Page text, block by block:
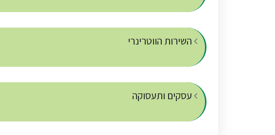
השירות הווטרינרי
עסקים ותעסוקה